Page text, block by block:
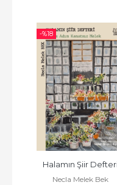
-%18
Halamın Şiir
Necla Melek Bek